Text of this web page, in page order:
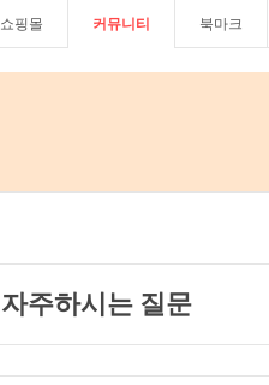
쇼핑몰 커뮤니티 북마크
자주하시는 질문